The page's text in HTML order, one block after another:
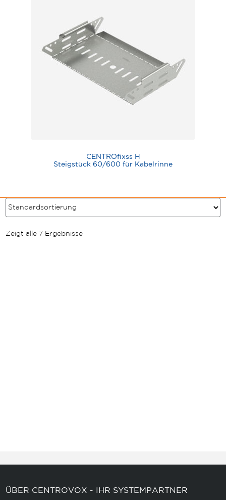
CENTROfixss H
Steigstück 60/600 für Kabelrinne
Zeigt alle 7 Ergebnisse
ÜBER CENTROVOX - IHR SYSTEMPARTNER